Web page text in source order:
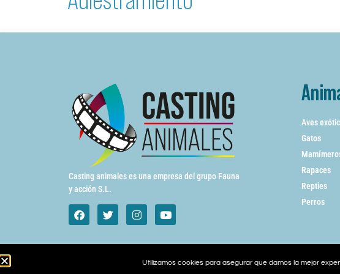
Casting animales es una empresa del grupo Fauna
y acción S.L.
Aves
Gatos
Rapaces
Repties
Perros
Utilizamos cookies para asegurar que damos la mejor